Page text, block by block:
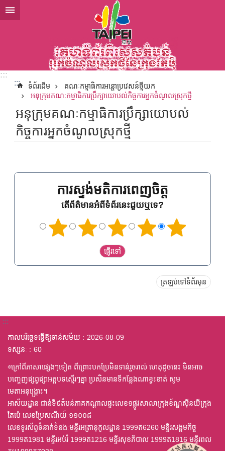
ទៅកាន់មាតិកាប្លុកមាតិកាសំខាន់
:::
:::
ទំព័រដើម
គណៈកម្មាធិការអន្តោប្រវេសន៍ថ្មីយក
អនុក្រុមគណៈកម្មាធិការប្រឹក្សាយោបល់កិច្ចការអ្នកចំណូលស្រុកថ្មី
អនុក្រុមគណៈកម្មាធិការប្រឹក្សាយោបល់
កិច្ចការអ្នកចំណូលស្រុកថ្មី
ការស្ទង់មតិការពេញចិត្ត
តើព័ត៌មានអំពីទំព័រនេះជួយឬទេ?
ត្រឡប់ទៅទំព័រមុន
:::
កាលបរិច្ឆេទធ្វើឱ្យទាន់សម័យ
2026-08-09
ទស្សនៈ
60
◎ក្រៅពីភាសាផ្សេងៗទៀត ពីព្រោះបកប្រែមិនទាន់រួចរាល់ ហេតុដូចនេះ មិនអាច
បញ្ចេញផ្សព្វផ្សាអត្តបទស្មើរៗគ្នា ប្រសិនមានទីកន្លែងណាខ្វះខាត់ សូម
មេតាអនុង្គ្រោះ។
អាស័យដ្ឋានៈជាន់ទី៩តំបន់ភាគកណ្តាលផ្ទះលេខ១ផ្លូវសាលាក្រុងខ័ណ្ឌស៊ីនយីក្រុង
តៃប៉េ លេខប្រៃសណីយ៍ៈ១១០០៨
លេខទូរស័ព្ទទំនាក់ទំនងៈមន្ទីរអត្រានុកូលដ្ឋាន 1999ត6260 មន្ទីរសង្គមកិច្ច
1999ត1981 មន្ទីរអប់រំ 1999ត1216 មន្ទីរសុខភិបាល 1999ត1816 មន្ទីរពល